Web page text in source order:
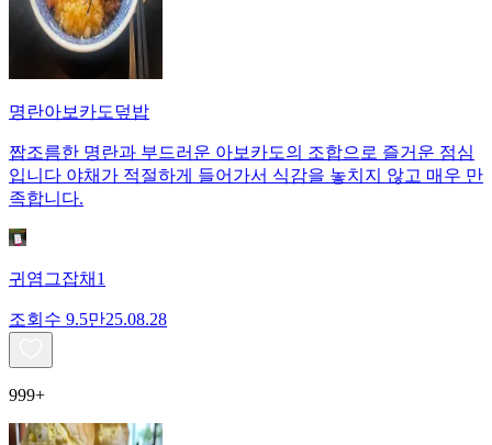
명란아보카도덮밥
짭조름한 명란과 부드러운 아보카도의 조합으로 즐거운 점심
입니다 야채가 적절하게 들어가서 식감을 놓치지 않고 매우 만
족합니다.
귀염그잡채1
조회수 9.5만25.08.28
999+